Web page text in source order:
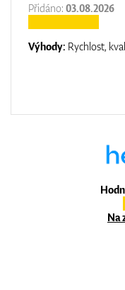
Na
Přidáno: 03.08.2026
Výhody: Rychlost,